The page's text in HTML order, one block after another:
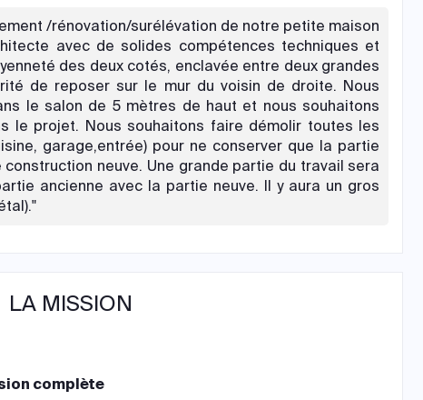
/rénovation/surélévation de notre petite maison
avec de solides compétences techniques et
des deux cotés, enclavée entre deux grandes
de reposer sur le mur du voisin de droite. Nous
le salon de 5 mètres de haut et nous souhaitons
le projet. Nous souhaitons faire démolir toutes les
garage,entrée) pour ne conserver que la partie
neuve. Une grande partie du travail sera
ancienne avec la partie neuve. Il y aura un gros
LA MISSION
complète